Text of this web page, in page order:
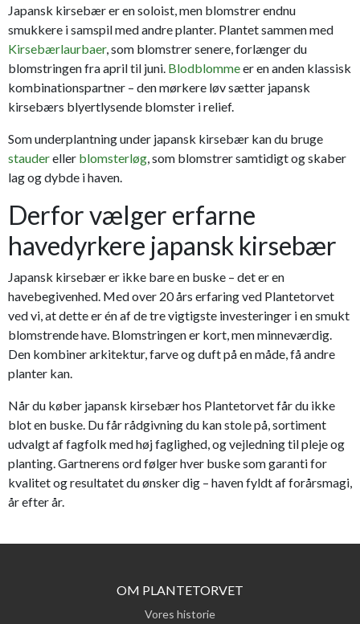
Japansk kirsebær er en soloist, men blomstrer endnu
smukkere i samspil med andre planter. Plantet sammen med
Kirsebærlaurbaer, som blomstrer senere, forlænger du
blomstringen fra april til juni. Blodblommeer en anden klassisk
kombinationspartner – den mørkere løv sætter japansk
kirsebærs blyertlysende blomster i relief.
Som underplantning under japansk kirsebær kan du bruge
staudereller blomsterløg, som blomstrer samtidigt og skaber
lag og dybde i haven.
Derfor vælger erfarne
havedyrkere japansk kirsebær
Japansk kirsebær er ikke bare en buske – det er en
havebegivenhed. Med over 20 års erfaring ved Plantetorvet
ved vi, at dette er én af de tre vigtigste investeringer i en smukt
blomstrende have. Blomstringen er kort, men minneværdig.
Den kombiner arkitektur, farve og duft på en måde, få andre
planter kan.
Når du køber japansk kirsebær hos Plantetorvet får du ikke
blot en buske. Du får rådgivning du kan stole på, sortiment
udvalgt af fagfolk med høj faglighed, og vejledning til pleje og
planting. Gartnerens ord følger hver buske som garanti for
kvalitet og resultatet du ønsker dig – haven fyldt af forårsmagi,
år efter år.
OM PLANTETORVET
Vores historie